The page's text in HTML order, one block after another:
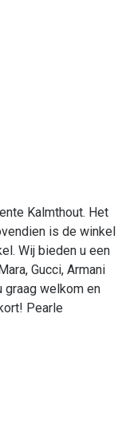
Kalmthout. Het
is de winkel
Wij bieden u een
Gucci, Armani
graag welkom en
Pearle